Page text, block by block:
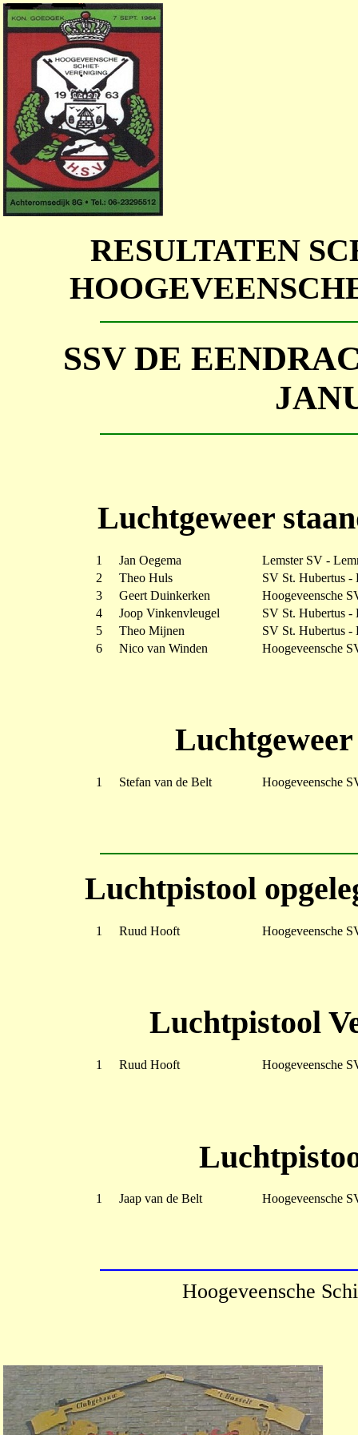
RESULTATEN
SSV DE
Luchtgeweer
1 Jan Oegema
Lemster SV -
2
Theo Huls
SV St. Hubertus -
3
Geert Duinkerken
Hoogeveensche
4
Joop Vinkenvleugel
SV St. Hubertus -
5
Theo Mijnen
SV St. Hubertus -
6
Nico van Winden Hoogeveensche
1 Stefan van de Belt Hoogeveensche
Luchtpistool
1 Ruud Hooft Hoogeveensche
Luchtpistool
1 Ruud Hooft Hoogeveensche
1 Jaap van de Belt Hoogeveensche
Hoogeveensche